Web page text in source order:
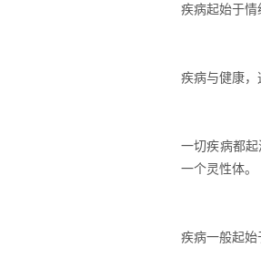
疾病起始于情
疾病与健康，
一切疾病都
一个灵性体。
疾病一般起始